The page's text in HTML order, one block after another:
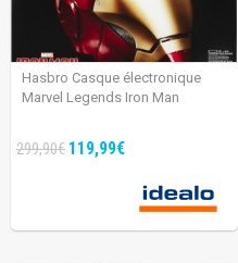
Hasbro Casque électronique
Marvel Legends Iron Man
299,90€ 119,99€